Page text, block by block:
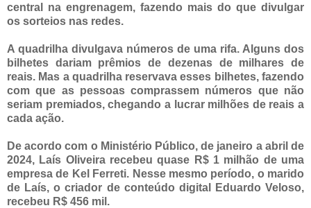
central na engrenagem, fazendo mais do que divulgar
os sorteios nas redes.
A quadrilha divulgava números de uma rifa. Alguns dos
bilhetes dariam prêmios de dezenas de milhares de
reais. Mas a quadrilha reservava esses bilhetes, fazendo
com que as pessoas comprassem números que não
seriam premiados, chegando a lucrar milhões de reais a
cada ação.
De acordo com o Ministério Público, de janeiro a abril de
2024, Laís Oliveira recebeu quase R$ 1 milhão de uma
empresa de Kel Ferreti. Nesse mesmo período, o marido
de Laís, o criador de conteúdo digital Eduardo Veloso,
recebeu R$ 456 mil.